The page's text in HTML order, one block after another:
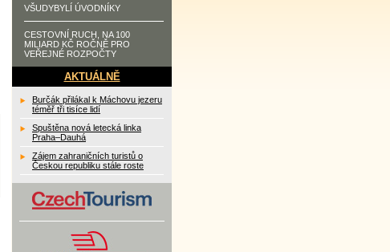
VŠUDYBYLÍ ÚVODNÍKY
CESTOVNÍ RUCH, NA 100
MILIARD KČ ROČNĚ PRO
VEŘEJNÉ ROZPOČTY
AKTUÁLNĚ
Burčák přilákal k Máchovu jezeru
téměř tři tisíce lidí
Spuštěna nová letecká linka
Praha–Dauhá
Zájem zahraničních turistů o
Českou republiku stále roste